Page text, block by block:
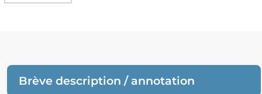
Brève description / annotation